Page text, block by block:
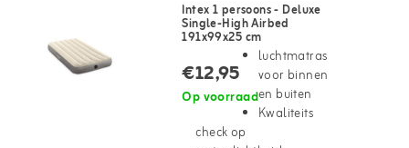
Intex 1 persoons - Deluxe
Single-High Airbed
191x99x25 cm
€12,95
Op voorraad
luchtmatras
voor binnen
en buiten
Kwaliteits
check op